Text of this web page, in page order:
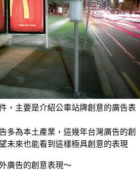
，主要是介紹公車站牌創意的廣告表
多為本土產業，這幾年台灣廣告的創
未來也能看到這樣極具創意的表現
廣告的創意表現～